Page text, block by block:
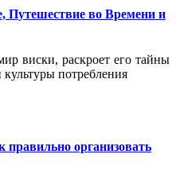
Путешествие во Времени и
виски, раскроет его тайны
потребления
правильно организовать